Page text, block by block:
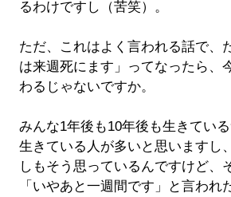
るわけですし（苦笑）。
ただ、これはよく言われる話で、
は来週死にます」ってなったら、
わるじゃないですか。
みんな1年後も10年後も生きてい
生きている人が多いと思いますし
しもそう思っているんですけど、
「いやあと一週間です」と言われ